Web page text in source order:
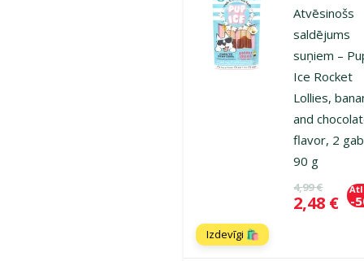
Atvēsinošs
saldējums
suņiem –
Ice Rocket
Lollies,
and
flavor, 2
90 g
Oriģinālā
4,99 €
Cena
2,48 € -
Izdevīgi 🛍️